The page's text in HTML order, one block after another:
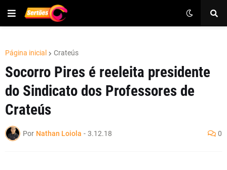
Página inicial Crateús
Socorro Pires é reeleita presidente
do Sindicato dos Professores de
Crateús
Por Nathan Loiola - 3.12.18 0